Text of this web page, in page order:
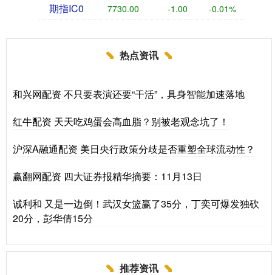
期指IC0 7730.00 -1.00 -0.01%
热点资讯
和兴网配资 不只要表演还要“干活”，具身智能加速落地
红牛配资 天天吃鸡蛋会高血脂？别被老观念坑了！
沪深A融通配资 美日央行政策分歧是否重塑全球流动性？
赢翻网配资 四大证券报精华摘要：11月13日
诚利和 又是一边倒！武汉女篮赢了35分，丁奕可爆发独砍
20分，彭华倩15分
推荐资讯